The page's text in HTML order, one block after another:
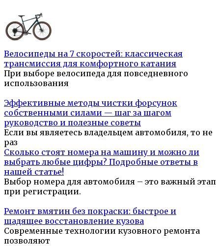
Велосипеды на 7 скоростей: классическая
трансмиссия для комфортного катания
При выборе велосипеда для повседневного
использования
Эффективные методы чистки форсунок
собственными силами — шаг за шагом
руководство и полезные советы
Если вы являетесь владельцем автомобиля, то не
раз
Сколько стоят номера на машину и можно ли
выбрать любые цифры? Подробные ответы в
нашей статье!
Выбор номера для автомобиля – это важный этап
при регистрации.
Ремонт вмятин без покраски: быстрое и
щадящее восстановление кузова
Современные технологии кузовного ремонта
позволяют